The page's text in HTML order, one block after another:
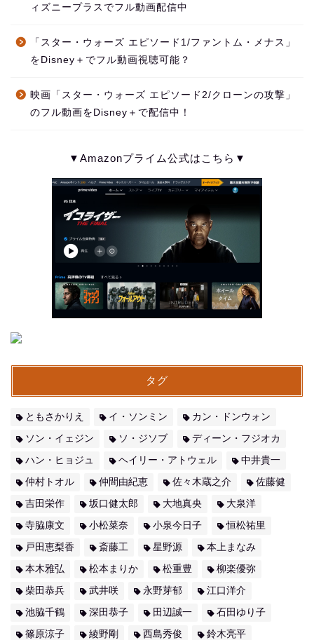
ィズニープラスでフル動画配信中
「スター・ウォーズ エピソード1/ファントム・メナス」
をDisney＋でフル動画視聴可能？
映画「スター・ウォーズ エピソード2/クローンの攻撃」
のフル動画をDisney＋で配信中！
▼Amazonプライム公式はこちら▼
タグ
ともさかりえ イ・ソンミン カン・ドンウォン
ソン・イェジン ソ・ジソブ ディーン・フジオカ
ハン・ヒョジュ ヘイリー・アトウェル 中井貴一
仲村トオル 仲間由紀恵 佐々木蔵之介 佐藤健
吉田栄作 坂口健太郎 大地真央 大泉洋
寺脇康文 小松菜奈 小泉今日子 恒松祐里
戸田恵梨香 斎藤工 星野源 本上まなみ
本木雅弘 松本まりか 松重豊 柳楽優弥
柴田恭兵 武井咲 永野芽郁 江口洋介
池脇千鶴 深田恭子 田辺誠一 石田ゆり子
篠原涼子 綾野剛 西島秀俊 鈴木亮平